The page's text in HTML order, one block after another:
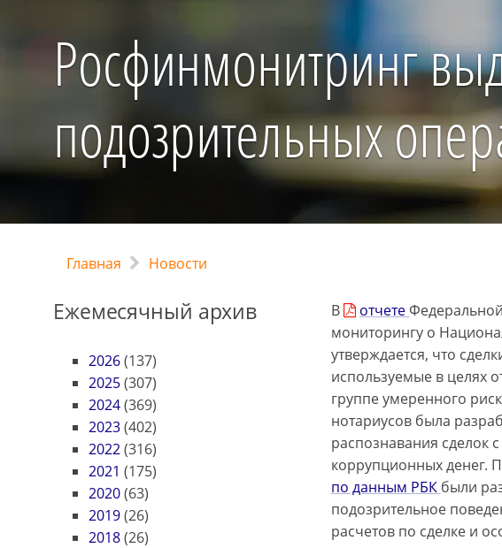
Росфинмонитринг
подозрительных
Главная Новости
Ежемесячный архив
2026(137)
2025(307)
2024(369)
2023(402)
2022(316)
2021 (175)
2020(63)
2019(26)
2018(26)
В отчете
мониторингу о
утверждается, что
используемые в целях
группе умеренного
нотариусов была
распознавания сделок
коррупционных денег.
по данным РБК были
подозрительное
расчетов по сделке и